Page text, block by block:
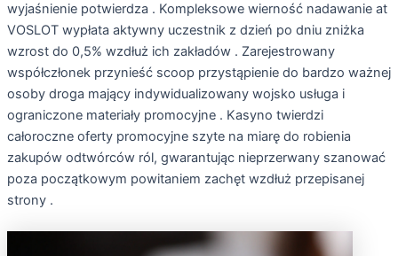
wyjaśnienie potwierdza . Kompleksowe wierność nadawanie at
VOSLOT wypłata aktywny uczestnik z dzień po dniu zniżka
wzrost do 0,5% wzdłuż ich zakładów . Zarejestrowany
współczłonek przynieść scoop przystąpienie do bardzo ważnej
osoby droga mający indywidualizowany wojsko usługa i
ograniczone materiały promocyjne . Kasyno twierdzi
całoroczne oferty promocyjne szyte na miarę do robienia
zakupów odtwórców ról, gwarantując nieprzerwany szanować
poza początkowym powitaniem zachęt wzdłuż przepisanej
strony .